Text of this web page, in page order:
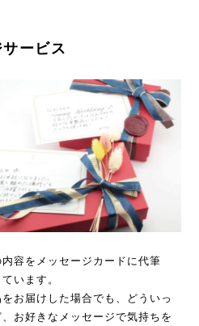
ービス
容をメッセージカードに代筆
います。
お届けした場合でも、どういっ
お好きなメッセージで気持ちを